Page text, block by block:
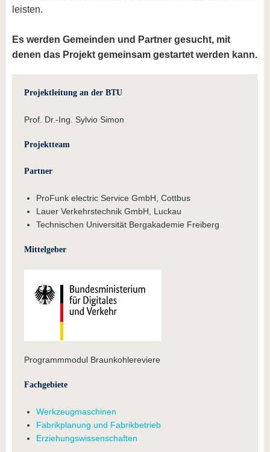
leisten.
Es werden Gemeinden und Partner gesucht, mit
denen das Projekt gemeinsam gestartet werden kann.
Projektleitung an der BTU
Prof. Dr.-Ing. Sylvio Simon
Projektteam
Partner
ProFunk electric Service GmbH, Cottbus
Lauer Verkehrstechnik GmbH, Luckau
Technischen Universität Bergakademie Freiberg
Mittelgeber
Programmmodul Braunkohlereviere
Fachgebiete
Werkzeugmaschinen
Fabrikplanung und Fabrikbetrieb
Erziehungswissenschaften